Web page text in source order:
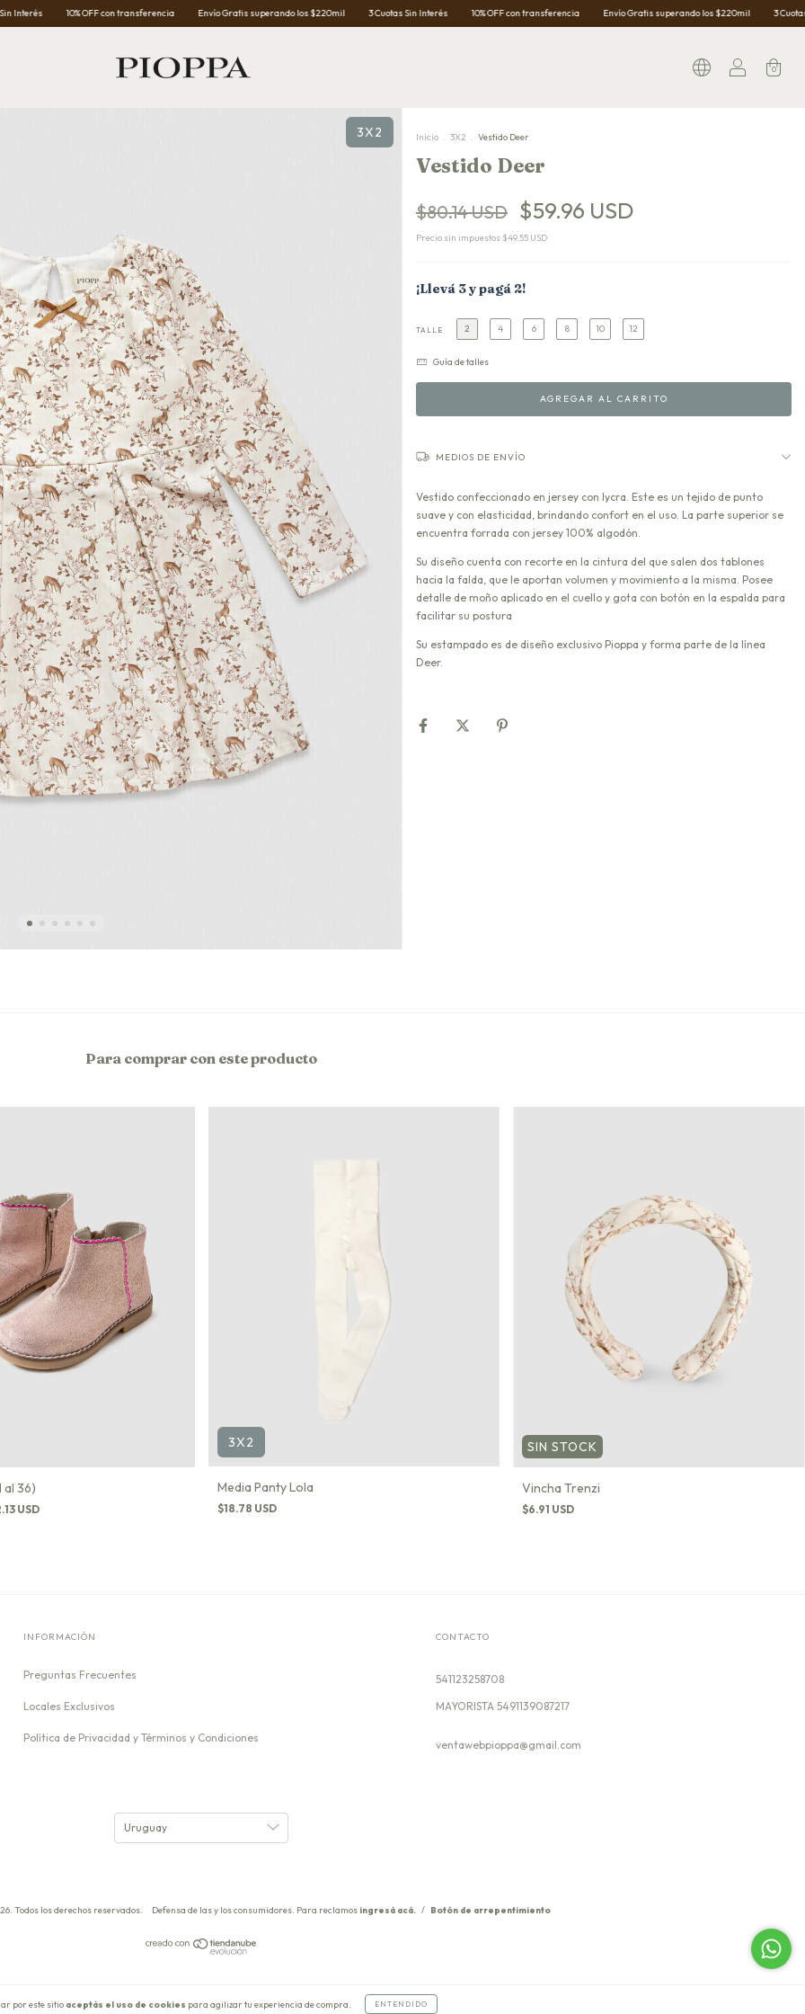
OFF con transferencia Envío Gratis superando los $220mil 3 Cuotas Sin Interés 10% OFF con transferencia Envío Gratis superando los $220mil 3 Cuotas Sin Interés
0
por este sitio aceptás el uso de cookies para agilizar tu experiencia de compra. ENTENDIDO
3X2 Inicio . 3X2 . Vestido Deer
Vestido Deer
$80.14 USD $59.96 USD
Precio sin impuestos $49.55 USD
¡Llevá 3 y pagá 2!
TALLE 2 4 6 8 10 12
Guía de talles
MEDIOS DE ENVÍO
Vestido confeccionado en jersey con lycra. Este es un tejido de punto
suave y con elasticidad, brindando confort en el uso. La parte superior se
encuentra forrada con jersey 100% algodón.
Su diseño cuenta con recorte en la cintura del que salen dos tablones
hacia la falda, que le aportan volumen y movimiento a la misma. Posee
detalle de moño aplicado en el cuello y gota con botón en la espalda para
facilitar su postura
Su estampado es de diseño exclusivo Pioppa y forma parte de la línea
Deer.
Para comprar con este producto
al 36)
USD
3X2
Media Panty Lola
$18.78 USD
SIN STOCK
Vincha Trenzi
$6.91 USD
INFORMACIÓN
Preguntas Frecuentes
Locales Exclusivos
Política de Privacidad y Términos y Condiciones
CONTACTO
541123258708
ventawebpioppa@gmail.com
Todos los derechos reservados. Defensa de las y los consumidores. Para reclamos ingresá acá. / Botón de arrepentimiento